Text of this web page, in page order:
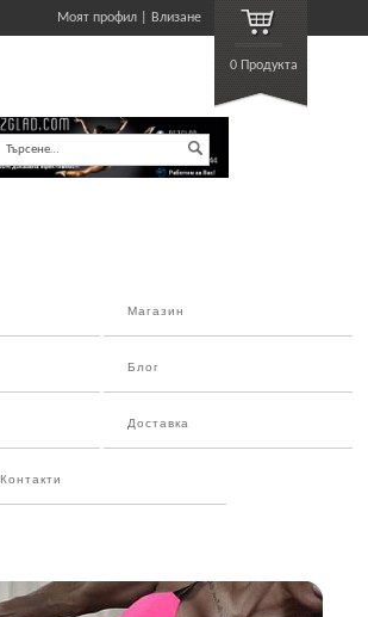
Моят профил Влизане
0 Продукта
Търсене…
Магазин
Блог
Доставка
Контакти